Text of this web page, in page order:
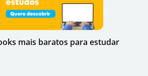
mais baratos para estudar